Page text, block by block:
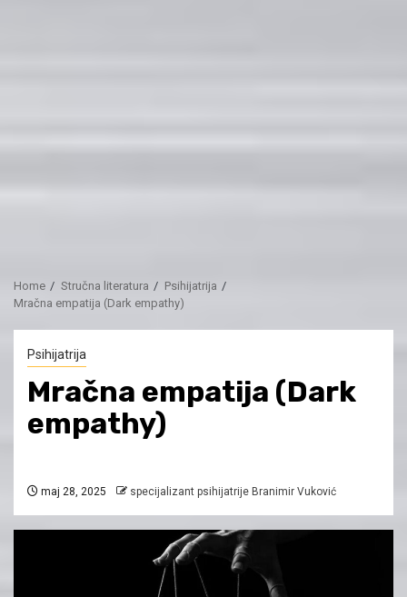
Home Stručna literatura
Psihijatrija
Mračna empatija (Dark empathy)
Psihijatrija
Mračna empatija (Dark
empathy)
maj 28, 2025 specijalizant psihijatrije Branimir Vuković